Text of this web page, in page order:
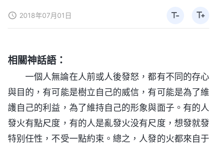
2018年07月01日
相關神話語：
一個人無論在人前或人後發怒，都有不同的存心
與目的，有可能是樹立自己的威信，有可能是為了維
護自己的利益，為了維持自己的形象與面子。有的人
發火有點尺度，有的人是亂發火没有尺度，想發就發
特别任性，不受一點約束。總之，人發的火都來自于